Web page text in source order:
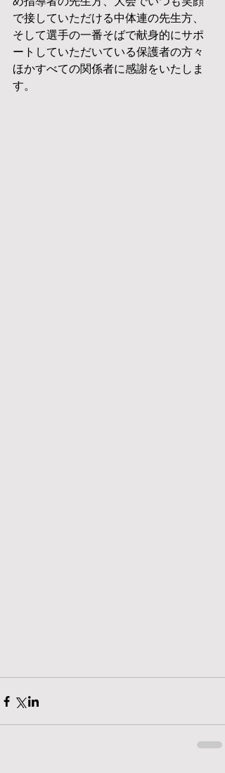
で接していただける中体連の先生方、
そして選手の一番そばで献身的にサポ
ートしていただいている保護者の方々
ほかすべての関係者に感謝をいたしま
す。